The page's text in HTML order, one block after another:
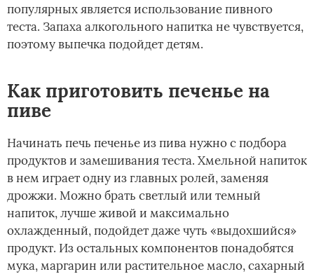
популярных является использование пивного
теста. Запаха алкогольного напитка не чувствуется,
поэтому выпечка подойдет детям.
Как приготовить печенье на
пиве
Начинать печь печенье из пива нужно с подбора
продуктов и замешивания теста. Хмельной напиток
в нем играет одну из главных ролей, заменяя
дрожжи. Можно брать светлый или темный
напиток, лучше живой и максимально
охлажденный, подойдет даже чуть «выдохшийся»
продукт. Из остальных компонентов понадобятся
мука, маргарин или растительное масло, сахарный